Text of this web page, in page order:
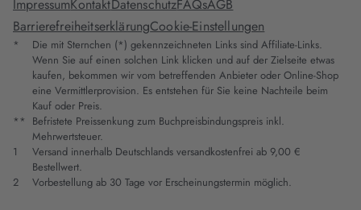
ImpressumKontaktDatenschutzFAQsAGB
BarrierefreiheitserklärungCookie-Einstellungen
*
Die mit Sternchen (*) gekennzeichneten Links sind Affiliate-Links.
Wenn Sie auf einen solchen Link klicken und auf der Zielseite etwas
kaufen, bekommen wir vom betreffenden Anbieter oder Online-Shop
eine Vermittlerprovision. Es entstehen für Sie keine Nachteile beim
Kauf oder Preis.
** Befristete Preissenkung zum Buchpreisbindungspreis inkl.
Mehrwertsteuer.
1
Versand innerhalb Deutschlands versandkostenfrei ab 9,00 €
Bestellwert.
2
Vorbestellung ab 30 Tage vor Erscheinungstermin möglich.